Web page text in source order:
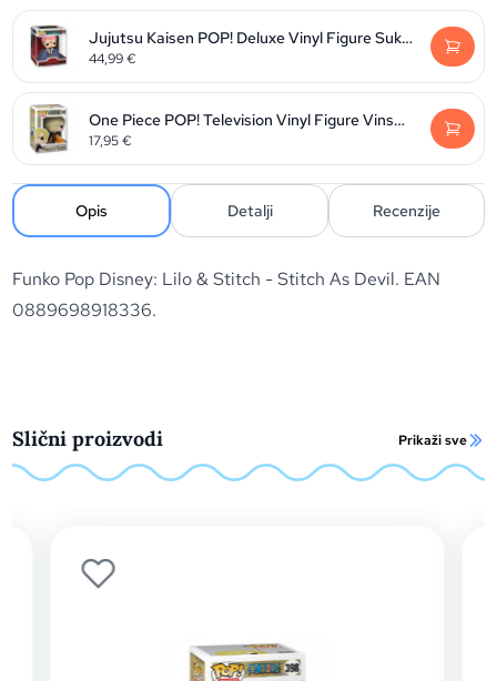
Jujutsu Kaisen POP! Deluxe Vinyl Figure Sukuna 9 cm
44,99€
One Piece POP! Television Vinyl Figure Vinsmoke Sanji 9 cm
17,95€
Opis Detalji Recenzije
Funko Pop Disney: Lilo & Stitch - Stitch As Devil. EAN
0889698918336.
Slični proizvodi Prikaži sve